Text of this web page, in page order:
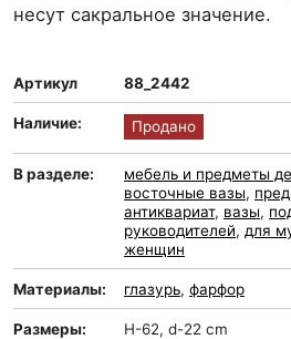
несут сакральное значение.
Артикул 88_2442
Наличие: Продано
В разделе: мебель и предметы
восточные вазы,
антиквариат, вазы,
руководителей, для
женщин
Материалы: глазурь, фарфор
Размеры: H-62, d-22 cm